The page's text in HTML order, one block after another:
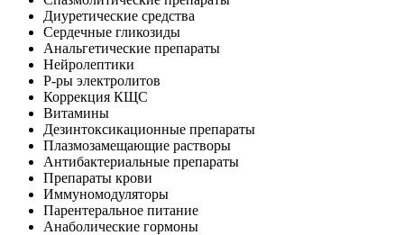
Диуретические средства
Сердечные гликозиды
Анальгетические препараты
Нейролептики
Р-ры электролитов
Коррекция КЩС
Витамины
Дезинтоксикационные препараты
Плазмозамещающие растворы
Антибактериальные препараты
Препараты крови
Иммуномодуляторы
Парентеральное питание
Анаболические гормоны